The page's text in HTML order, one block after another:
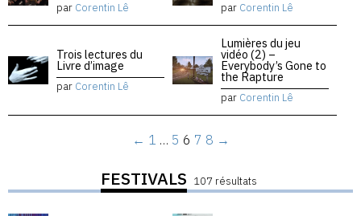
par Corentin Lê par Corentin Lê
Trois lectures du
Livre d’image
par Corentin Lê
Lumières du jeu
vidéo (2) –
Everybody’s Gone to
the Rapture
par Corentin Lê
← 1 … 5 6 7 8 →
FESTIVALS 107 résultats